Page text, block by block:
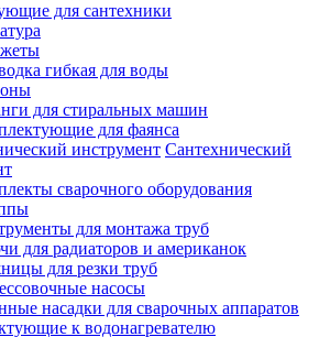
для сантехники
гибкая для воды
для стиральных машин
для фаянса
Сантехнический
сварочного оборудования
для монтажа труб
для радиаторов и американок
для резки труб
насосы
насадки для сварочных аппаратов